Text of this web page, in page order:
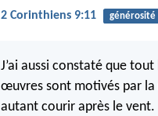
2 Corinthiens 9:11 générosité
J’ai aussi constaté que
œuvres sont motivés par la
autant courir après le vent.